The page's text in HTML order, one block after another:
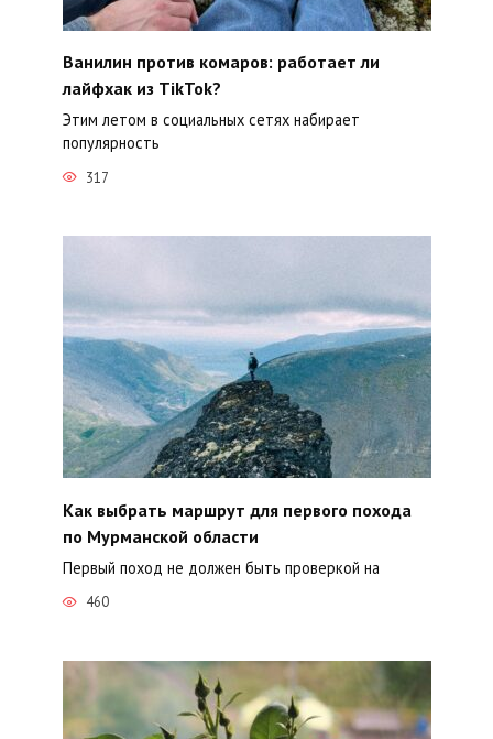
Ванилин против комаров: работает ли
лайфхак из TikTok?
Этим летом в социальных сетях набирает
популярность
317
Как выбрать маршрут для первого похода
по Мурманской области
Первый поход не должен быть проверкой на
460